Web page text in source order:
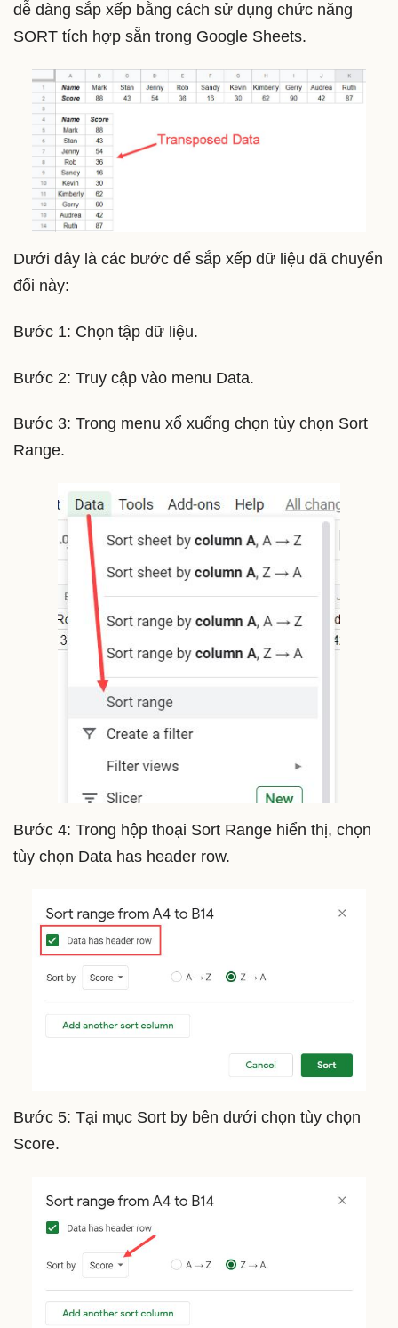
dễ dàng sắp xếp bằng cách sử dụng chức năng
SORT tích hợp sẵn trong Google Sheets.
Dưới đây là các bước để sắp xếp dữ liệu đã chuyển
đổi này:
Bước 1: Chọn tập dữ liệu.
Bước 2: Truy cập vào menu Data.
Bước 3: Trong menu xổ xuống chọn tùy chọn Sort
Range.
Bước 4: Trong hộp thoại Sort Range hiển thị, chọn
tùy chọn Data has header row.
Bước 5: Tại mục Sort by bên dưới chọn tùy chọn
Score.